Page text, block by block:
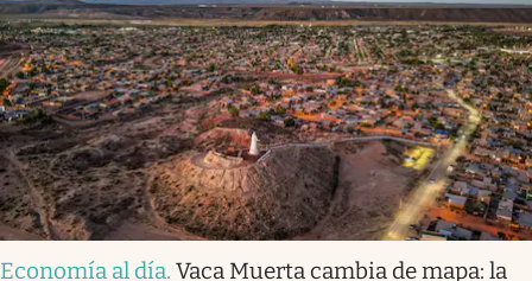
Economía al día. Vaca Muerta cambia de mapa: la